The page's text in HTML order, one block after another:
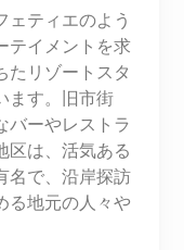
ェティエのよう
テイメントを求
たリゾートスタ
ます。旧市街
バーやレストラ
区は、活気ある
名で、沿岸探訪
る地元の人々や